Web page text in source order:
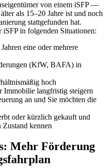
von einem iSFP —
als 15–20 Jahre ist und noch
stattgefunden hat.
iSFP in folgenden Situationen:
eine oder mehrere
(KfW, BAFA) in
hoch
Immobilie langfristig steigern
an und Sie möchten die
oder kürzlich gekauft und
Zustand kennen
Mehr Förderung